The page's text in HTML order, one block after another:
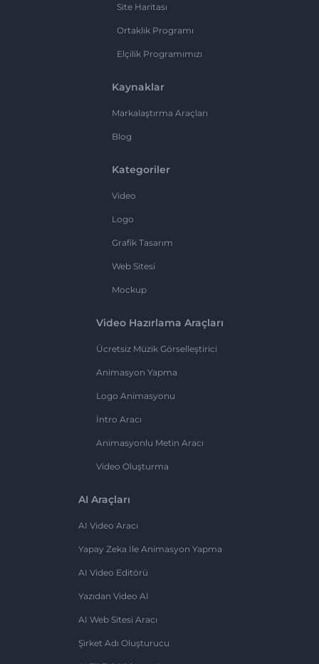
Site Haritası
Ortaklık Programı
Elçilik Programımızı
Kaynaklar
Markalaştırma Araçları
Blog
Kategoriler
Video
Logo
Grafik Tasarım
Web Sitesi
Mockup
Video Hazırlama Araçları
Ücretsiz Müzik Görselleştirici
Animasyon Yapma
Logo Animasyonu
İntro Aracı
Animasyonlu Metin Aracı
Video Oluşturma
AI Araçları
AI Video Aracı
Yapay Zeka Ile Animasyon Yapma
AI Video Editörü
Yazıdan Video AI
AI Web Sitesi Aracı
Şirket Adı Oluşturucu